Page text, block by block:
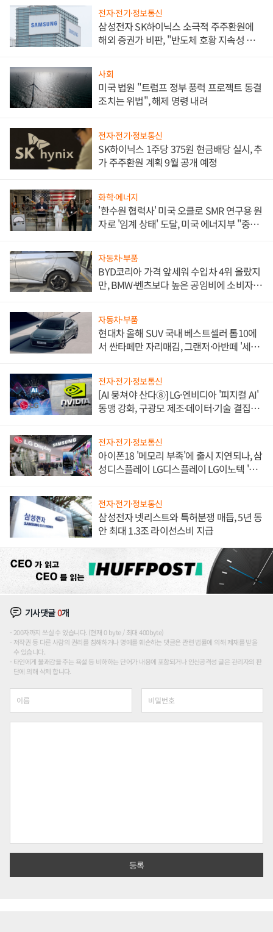
전자·전기·정보통신
삼성전자 SK하이닉스 소극적 주주환원에
해외 증권가 비판, "반도체 호황 지속성 의
사회
미국 법원 "트럼프 정부 풍력 프로젝트 동결
조치는 위법", 해제 명령 내려
전자·전기·정보통신
SK하이닉스 1주당 375원 현금배당 실시, 추
가 주주환원 계획 9월 공개 예정
화학·에너지
'한수원 협력사' 미국 오클로 SMR 연구용 원
자로 '임계 상태' 도달, 미국 에너지부 "중요
자동차·부품
BYD코리아 가격 앞세워 수입차 4위 올랐지
만, BMW·벤츠보다 높은 공임비에 소비자
자동차·부품
현대차 올해 SUV 국내 베스트셀러 톱10에
서 싼타페만 자리매김, 그랜저·아반떼 '세단
전자·전기·정보통신
[AI 뭉쳐야 산다⑧] LG·엔비디아 '피지컬 AI'
동맹 강화, 구광모 제조·데이터·기술 결집
전자·전기·정보통신
아이폰18 '메모리 부족'에 출시 지연되나, 삼
성디스플레이 LG디스플레이 LG이노텍 '탈
전자·전기·정보통신
삼성전자 넷리스트와 특허분쟁 매듭, 5년 동
안 최대 1.3조 라이선스비 지급
기사댓글0개
200자까지 쓰실 수 있습니다. (현재 0 byte / 최대 400byte)
저작권 등 다른 사람의 권리를 침해하거나 명예를 훼손하는 댓글은 관련 법률에 의해 제재를 받을
수 있습니다.
타인에게 불쾌감을 주는 욕설 등 비하하는 단어가 내용에 포함되거나 인신공격성 글은 관리자의 판
단에 의해 삭제 합니다.